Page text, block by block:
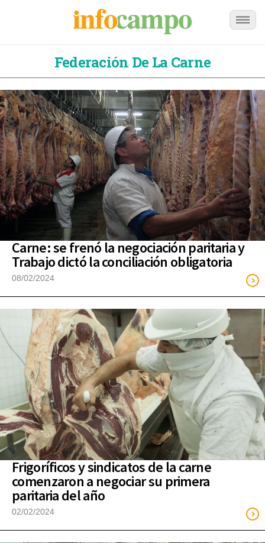
Federación De La Carne
Carne: se frenó la negociación paritaria y
Trabajo dictó la conciliación obligatoria
08/02/2024
Frigoríficos y sindicatos de la carne
comenzaron a negociar su primera
paritaria del año
02/02/2024